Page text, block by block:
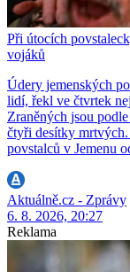
Při útocích
vojáků
Údery jemenských
lidí, řekl ve čtvrtek
Zraněných jsou
čtyři desítky
povstalců v Jemenu
Aktuálně.cz - Zprávy
6. 8. 2026, 20:27
Reklama